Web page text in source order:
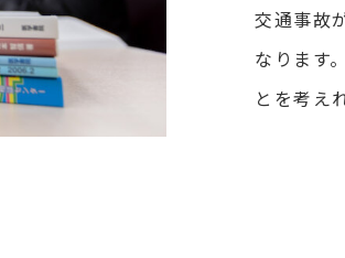
交通事故
なります
とを考え